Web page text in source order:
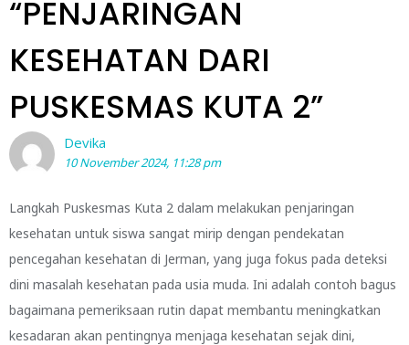
“PENJARINGAN
KESEHATAN DARI
PUSKESMAS KUTA 2”
Devika
10 November 2024, 11:28 pm
Langkah Puskesmas Kuta 2 dalam melakukan penjaringan
kesehatan untuk siswa sangat mirip dengan pendekatan
pencegahan kesehatan di Jerman, yang juga fokus pada deteksi
dini masalah kesehatan pada usia muda. Ini adalah contoh bagus
bagaimana pemeriksaan rutin dapat membantu meningkatkan
kesadaran akan pentingnya menjaga kesehatan sejak dini,